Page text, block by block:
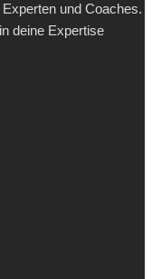
und Coaches.
deine Expertise